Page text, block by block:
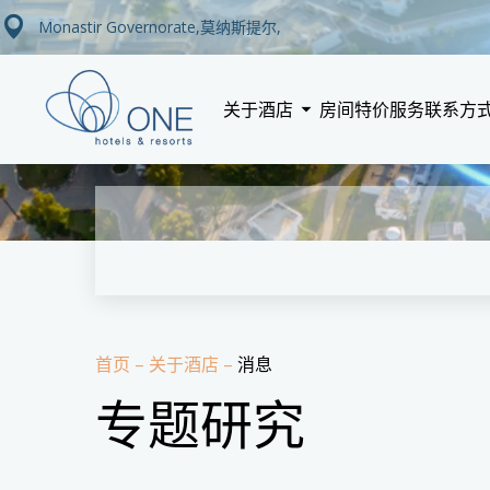
Monastir Governorate,莫纳斯提尔,
关于酒店 房间特价服务联系方
首页 – 关于酒店 – 消息
专题研究